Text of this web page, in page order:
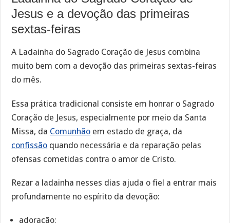
Jesus e a devoção das primeiras
sextas-feiras
A Ladainha do Sagrado Coração de Jesus combina
muito bem com a devoção das primeiras sextas-feiras
do mês.
Essa prática tradicional consiste em honrar o Sagrado
Coração de Jesus, especialmente por meio da Santa
Missa, da Comunhão em estado de graça, da
confissão quando necessária e da reparação pelas
ofensas cometidas contra o amor de Cristo.
Rezar a ladainha nesses dias ajuda o fiel a entrar mais
profundamente no espírito da devoção:
adoração;